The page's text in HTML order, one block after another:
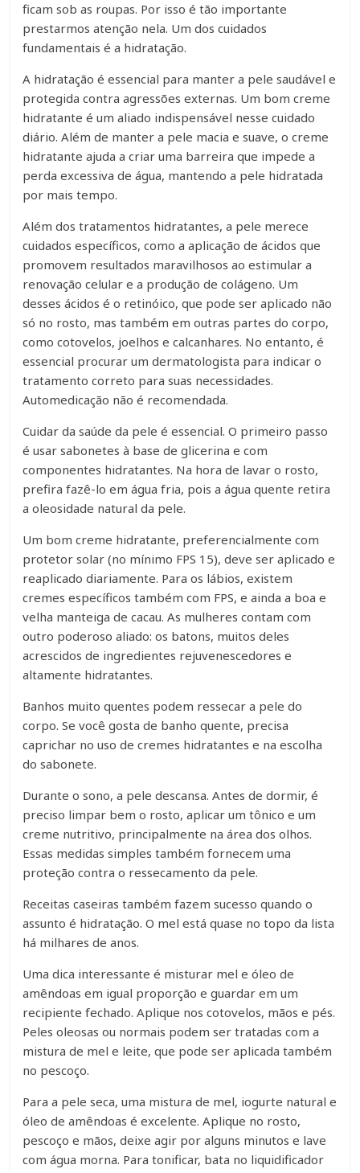
ficam sob as roupas. Por isso é tão importante
prestarmos atenção nela. Um dos cuidados
fundamentais é a hidratação.
A hidratação é essencial para manter a pele saudável e
protegida contra agressões externas. Um bom creme
hidratante é um aliado indispensável nesse cuidado
diário. Além de manter a pele macia e suave, o creme
hidratante ajuda a criar uma barreira que impede a
perda excessiva de água, mantendo a pele hidratada
por mais tempo.
Além dos tratamentos hidratantes, a pele merece
cuidados específicos, como a aplicação de ácidos que
promovem resultados maravilhosos ao estimular a
renovação celular e a produção de colágeno. Um
desses ácidos é o retinóico, que pode ser aplicado não
só no rosto, mas também em outras partes do corpo,
como cotovelos, joelhos e calcanhares. No entanto, é
essencial procurar um dermatologista para indicar o
tratamento correto para suas necessidades.
Automedicação não é recomendada.
Cuidar da saúde da pele é essencial. O primeiro passo
é usar sabonetes à base de glicerina e com
componentes hidratantes. Na hora de lavar o rosto,
prefira fazê-lo em água fria, pois a água quente retira
a oleosidade natural da pele.
Um bom creme hidratante, preferencialmente com
protetor solar (no mínimo FPS 15), deve ser aplicado e
reaplicado diariamente. Para os lábios, existem
cremes específicos também com FPS, e ainda a boa e
velha manteiga de cacau. As mulheres contam com
outro poderoso aliado: os batons, muitos deles
acrescidos de ingredientes rejuvenescedores e
altamente hidratantes.
Banhos muito quentes podem ressecar a pele do
corpo. Se você gosta de banho quente, precisa
caprichar no uso de cremes hidratantes e na escolha
do sabonete.
Durante o sono, a pele descansa. Antes de dormir, é
preciso limpar bem o rosto, aplicar um tônico e um
creme nutritivo, principalmente na área dos olhos.
Essas medidas simples também fornecem uma
proteção contra o ressecamento da pele.
Receitas caseiras também fazem sucesso quando o
assunto é hidratação. O mel está quase no topo da lista
há milhares de anos.
Uma dica interessante é misturar mel e óleo de
amêndoas em igual proporção e guardar em um
recipiente fechado. Aplique nos cotovelos, mãos e pés.
Peles oleosas ou normais podem ser tratadas com a
mistura de mel e leite, que pode ser aplicada também
no pescoço.
Para a pele seca, uma mistura de mel, iogurte natural e
óleo de amêndoas é excelente. Aplique no rosto,
pescoço e mãos, deixe agir por alguns minutos e lave
com água morna. Para tonificar, bata no liquidificador